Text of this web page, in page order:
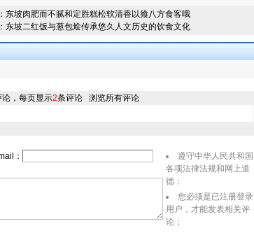
东坡肉肥而不腻和定胜糕松软清香以飨八方食客哦
东坡二红饭与葱包烩传承悠久人文历史的饮食文化
论，每页显示2条评论 浏览所有评论
：
遵守中华人民共和国
各项法律法规和网上道
德；
您必须是已注册登录
用户，才能发表相关评
论；